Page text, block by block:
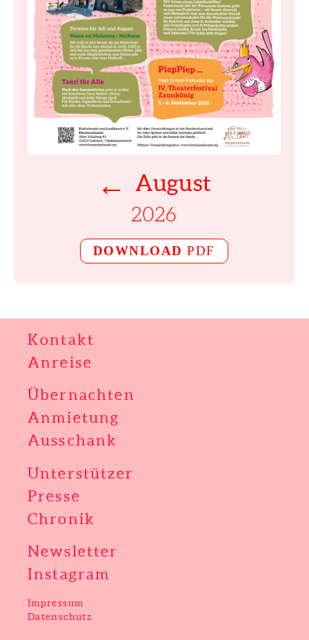
← August
2026
DOWNLOAD PDF
Kontakt
Anreise
Übernachten
Anmietung
Ausschank
Unterstützer
Presse
Chronik
Newsletter
Instagram
Impressum
Datenschutz